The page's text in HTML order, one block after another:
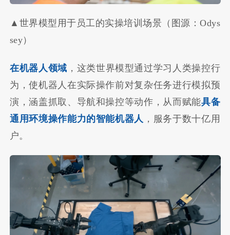
▲世界模型用于员工的实操培训场景（图源：Odys
sey）
在机器人领域 ，这类世界模型通过学习人类操控行
为，使机器人在实际操作前对复杂任务进行模拟预
演，涵盖抓取、导航和操控等动作，从而赋能具备
通用环境操作能力的智能机器人 ，服务于数十亿用
户。